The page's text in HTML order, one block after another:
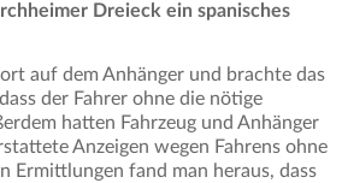
Dreieck ein spanisches
auf dem Anhänger und brachte das
der Fahrer ohne die nötige
hatten Fahrzeug und Anhänger
Anzeigen wegen Fahrens ohne
Ermittlungen fand man heraus, dass